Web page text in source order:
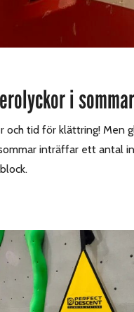
i
och tid för klättring! Men
inträffar ett antal